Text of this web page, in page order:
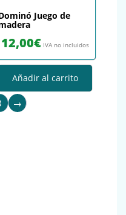
Juego de
12,00€ IVA no incluidos
Añadir al carrito
→